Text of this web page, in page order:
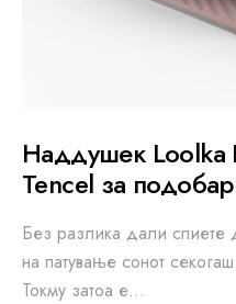
Наддушек Loolka
Tencel за
Без разлика дали спиете
на патување сонот
Токму затоа е…